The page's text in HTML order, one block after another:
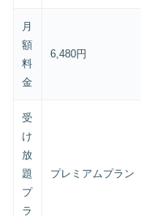
月
額
料
金
6,480円
受
け
放
題
プ
ラ
プレミアムプラン